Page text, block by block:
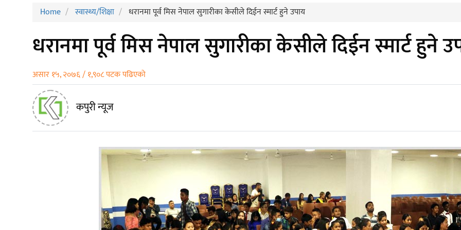
Home स्वास्थ्य/शिक्षा धरानमा पूर्व मिस नेपाल सुगारीका केसीले दिईन स्मार्ट हुने उपाय
धरानमा पूर्व मिस नेपाल सुगारीका केसीले दिईन स्मार्ट हुने
असार १५, २०७६ / १,९०८ पटक पढिएको
कपुरी न्यूज